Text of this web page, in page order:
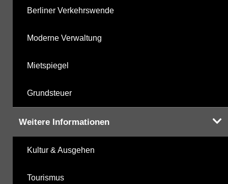
Berliner Verkehrswende
Moderne Verwaltung
Mietspiegel
Grundsteuer
Weitere Informationen
Kultur & Ausgehen
Tourismus